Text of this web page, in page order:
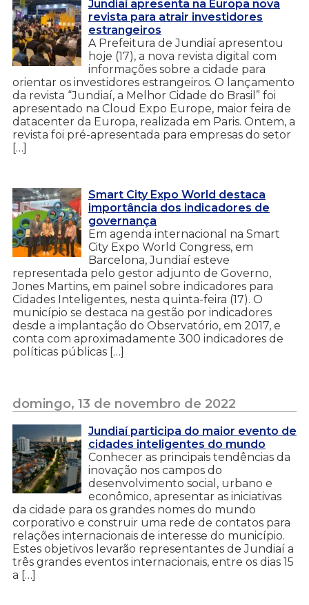
Jundiaí apresenta na Europa nova
revista para atrair investidores
estrangeiros
A Prefeitura de Jundiaí apresentou
hoje (17), a nova revista digital com
informações sobre a cidade para
orientar os investidores estrangeiros. O lançamento
da revista “Jundiaí, a Melhor Cidade do Brasil” foi
apresentado na Cloud Expo Europe, maior feira de
datacenter da Europa, realizada em Paris. Ontem, a
revista foi pré-apresentada para empresas do setor
[…]
Smart City Expo World destaca
importância dos indicadores de
governança
Em agenda internacional na Smart
City Expo World Congress, em
Barcelona, Jundiaí esteve
representada pelo gestor adjunto de Governo,
Jones Martins, em painel sobre indicadores para
Cidades Inteligentes, nesta quinta-feira (17). O
município se destaca na gestão por indicadores
desde a implantação do Observatório, em 2017, e
conta com aproximadamente 300 indicadores de
políticas públicas […]
domingo, 13 de novembro de 2022
Jundiaí participa do maior evento de
cidades inteligentes do mundo
Conhecer as principais tendências da
inovação nos campos do
desenvolvimento social, urbano e
econômico, apresentar as iniciativas
da cidade para os grandes nomes do mundo
corporativo e construir uma rede de contatos para
relações internacionais de interesse do município.
Estes objetivos levarão representantes de Jundiaí a
três grandes eventos internacionais, entre os dias 15
a […]